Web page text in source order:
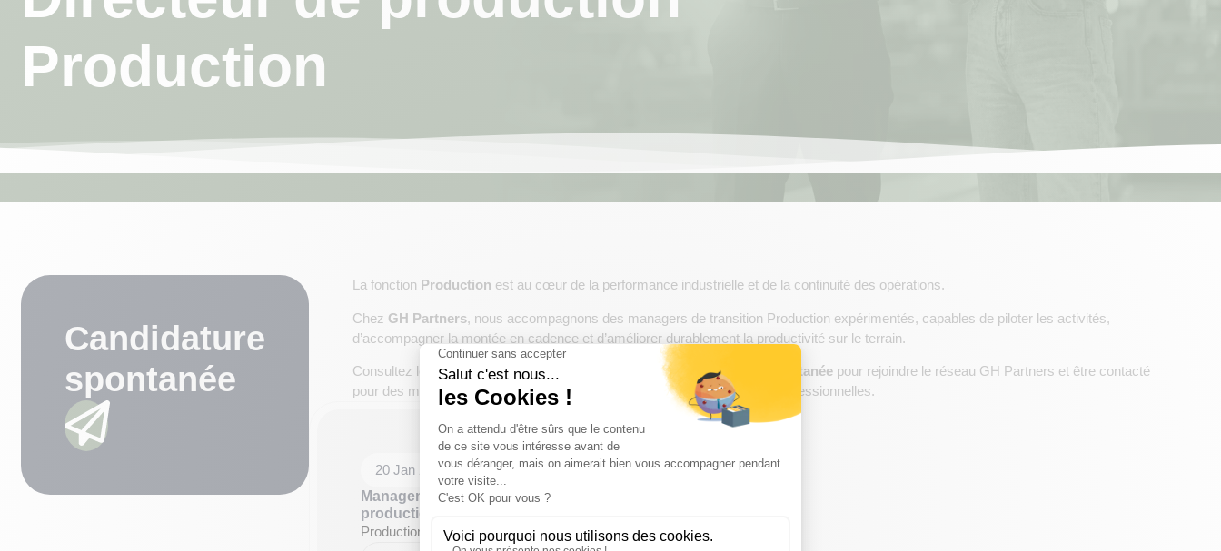
Production
Candidature
spontanée
La fonction Production est au cœur de la performance industrielle et de la continuité des opérations.
Chez GH Partners, nous accompagnons des managers de transition Production expérimentés, capables de piloter les activités,
d’accompagner la montée en cadence et d’améliorer durablement la productivité sur le terrain.
Consultez les opportunités en cours ou déposez votre candidature spontanée pour rejoindre le réseau GH Partners et être contacté
pour des missions en cohérence avec votre expertise et vos ambitions professionnelles.
20 Jan 2026
Management de transition : Directeur de
production
Production